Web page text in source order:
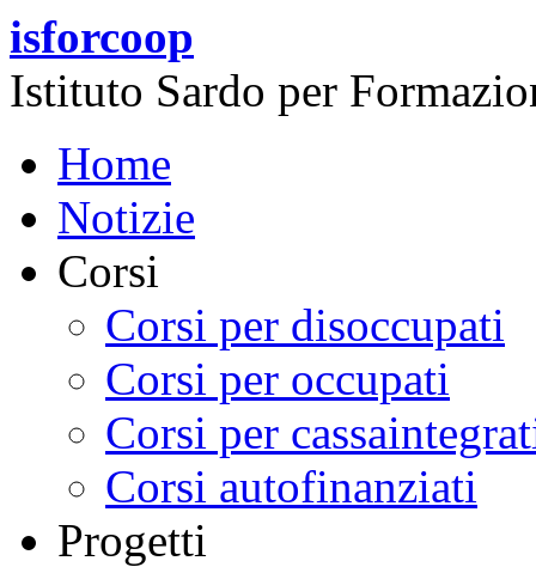
Salta al contenuto principale
isforcoop
Istituto Sardo per
Home
Notizie
Corsi
Corsi per disoccupati
Corsi per occupati
Corsi per
Corsi autofinanziati
Progetti